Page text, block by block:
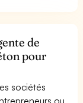
de
pour
sociétés
ou